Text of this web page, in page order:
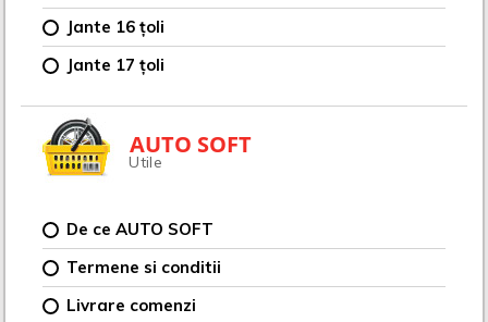
Jante 16 țoli
Jante 17 țoli
AUTO SOFT
Utile
De ce AUTO SOFT
Termene si conditii
Livrare comenzi